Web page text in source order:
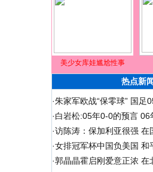
美少女库娃尴尬性事
热点新闻
·朱家军欧战“保零球” 国足
·白岩松:05年0-0的预言 06
·访陈涛：保加利亚很强 在
·女排冠军杯中国负美国 和
·郭晶晶霍启刚爱意正浓 在